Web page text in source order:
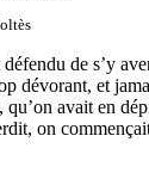
de s’y
dévorant, et
qu’on avait en
on